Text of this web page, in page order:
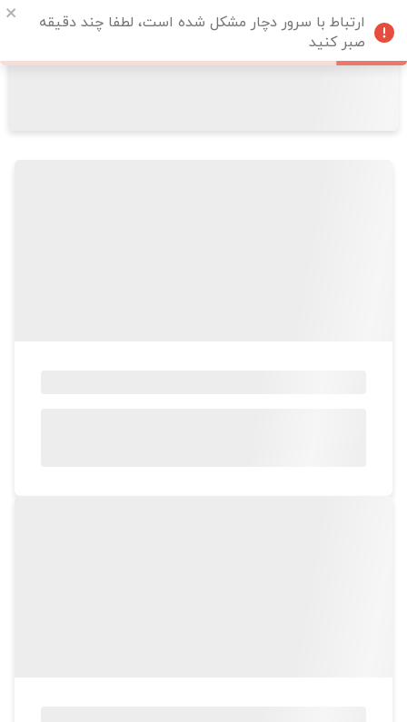
ارتباط با سرور دچار مشکل شده است، لطفا چند دقیقه
صبر کنید